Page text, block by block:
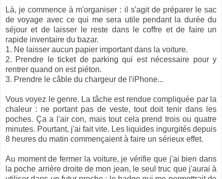
Là, je commence à m'organiser : il s'agit de préparer le sac
de voyage avec ce qui me sera utile pendant la durée du
séjour et de laisser le reste dans le coffre et de faire un
rapide inventaire du bazar.
1. Ne laisser aucun papier important dans la voiture.
2. Prendre le ticket de parking qui est nécessaire pour y
rentrer quand on est piéton.
3. Prendre le câble du chargeur de l'iPhone...
Vous voyez le genre. La tâche est rendue compliquée par la
chaleur : ne portant pas de veste, tout doit tenir dans les
poches. Ça a l'air con, mais tout cela prend trois ou quatre
minutes. Pourtant, j'ai fait vite. Les liquides ingurgités depuis
8 heures du matin commençaient à faire un sérieux effet.
Au moment de fermer la voiture, je vérifie que j'ai bien dans
la poche arrière droite de mon jean, le seul truc que j'aurai à